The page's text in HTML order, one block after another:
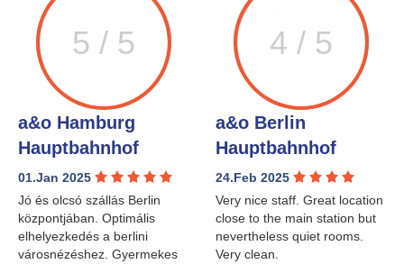
5 / 5
a&o Hamburg
Hauptbahnhof
01.Jan 2025
Jó és olcsó szállás Berlin
központjában. Optimális
elhelyezkedés a berlini
városnézéshez. Gyermekes
4 / 5
a&o Berlin
Hauptbahnhof
24.Feb 2025
Very nice staff. Great location
close to the main station but
nevertheless quiet rooms.
Very clean.